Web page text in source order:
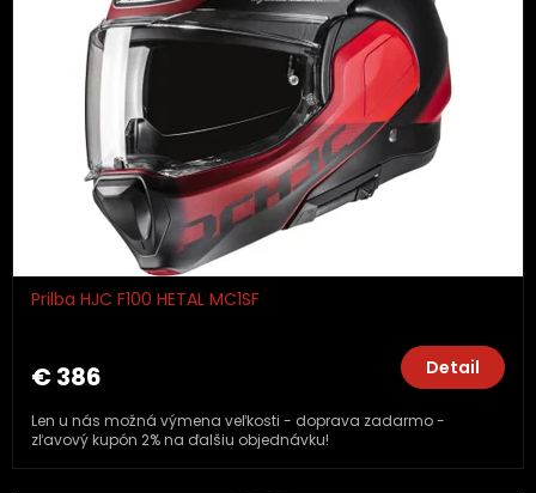
Prilba HJC F100 HETAL MC1SF
€ 386 Detail
Len u nás možná výmena veľkosti - doprava zadarmo -
zľavový kupón 2% na ďalšiu objednávku!